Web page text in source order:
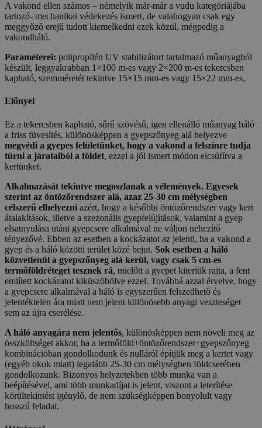
A vakond ellen számos – némelyik már-már a vudu kategóriájába
tartozó- mechanikai védekezés ismert, de valahogyan csak egy
meggyőző erejű tudott kiemelkedni ezek közül, mégpedig a
vakondháló.
Paraméterei: polipropilén UV stabilizátort tartalmazó műanyagból
készült, leggyakrabban 1×100 m-es vagy 2×200 m-es tekercsben
kapható, szemméretét tekintve 15×15 mm-es vagy 15×22 mm-es,
Előnyei
Ez a tekercsben kapható, sűrű szövésű, igen ellenálló műanyag háló
a friss füvesítés, különösképpen a gyepszőnyeg alá helyezve
megvédi a gyepes felületünket, hogy a vakond a felszínre tudja
túrni a járataiból a földet, ezzel a jól ismert módon elcsúfítva a
kertünket.
Alkalmazását tekintve megoszlanak a vélemények. Egyesek
szerint az öntözőrendszer alá, azaz 25-30 cm mélységben
célszerű elhelyezni azért, hogy a későbbi öntözőrendszer vagy kert
átalakítások, illetve a szezonális gyepfelújítások, valamint a gyep
elsatnyulása utáni gyepcsere alkalmával ne váljon nehezítő
tényezővé. Ebben az esetben a kockázatot az jelenti, ha a vakond a
gyep és a háló közötti terület közé bejut. Sok esetben a háló
közvetlenül a gyepszőnyeg alá kerül, vagy csak 5 cm-es
termőföldréteget tesznek rá, mielőtt a gyepet kiterítik rajta, a fent
említett kockázatot kiküszöbölve ezzel. Továbbá azzal érvelve, hogy
a gyepcsere alkalmával a háló is egyszerűen felszedhető és
jelentéktelen ára miatt nem jelent különösebb anyagi veszteséget
sem az újra cserélése.
A háló anyagára nem jelentős, különösképpen nem növeli meg az
összköltséget akkor, ha a termőföld+öntözőrendszer+gyepszőnyeg
kombinációban gondolkodunk és nulláról építjük meg a kertet vagy
(egyéb okok miatt) legalább 25-30 cm mélységben földcserében
gondolkozunk. Bizonyos helyzetekben több munka van a
beépítésével, ami több munkadíjat is jelent, viszont a leterítése
körültekintést igénylő, de nem szükségképpen bonyolult vagy
hosszú feladat.